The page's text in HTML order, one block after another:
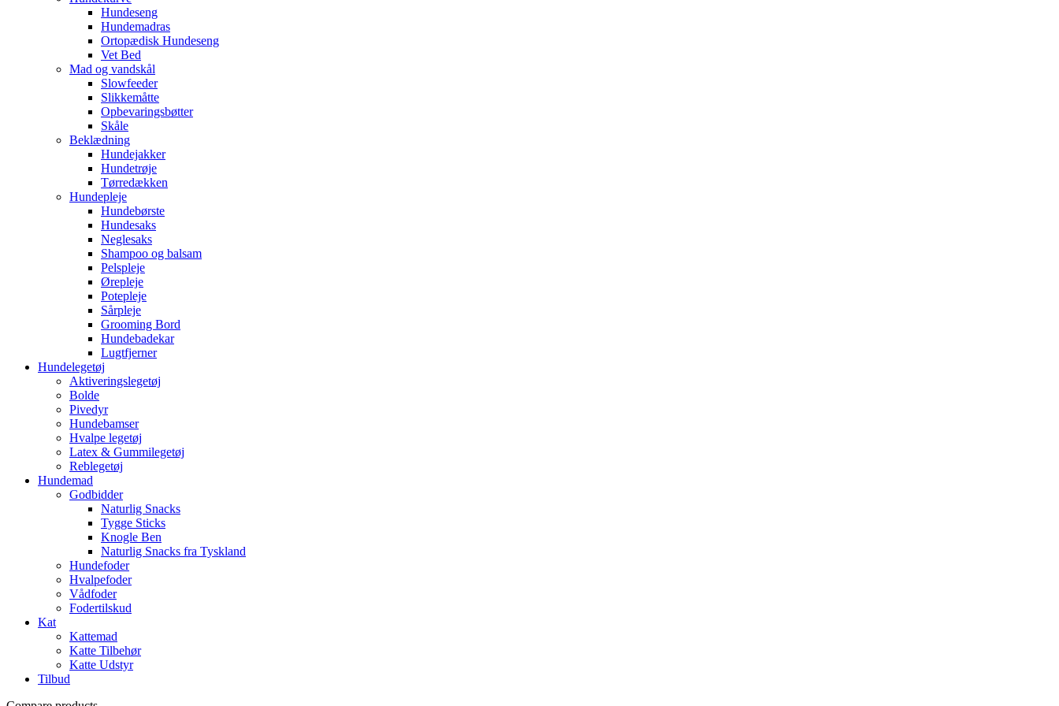
Hundeseng
Hundemadras
Ortopædisk Hundeseng
Vet Bed
Mad og vandskål
Slowfeeder
Slikkemåtte
Opbevaringsbøtter
Skåle
Beklædning
Hundejakker
Hundetrøje
Tørredækken
Hundepleje
Hundebørste
Hundesaks
Neglesaks
Shampoo og balsam
Pelspleje
Ørepleje
Potepleje
Sårpleje
Grooming Bord
Hundebadekar
Lugtfjerner
Hundelegetøj
Aktiveringslegetøj
Bolde
Pivedyr
Hundebamser
Hvalpe legetøj
Latex & Gummilegetøj
Reblegetøj
Hundemad
Godbidder
Naturlig Snacks
Tygge Sticks
Knogle Ben
Naturlig Snacks fra Tyskland
Hundefoder
Hvalpefoder
Vådfoder
Fodertilskud
Kat
Kattemad
Katte Tilbehør
Katte Udstyr
Tilbud